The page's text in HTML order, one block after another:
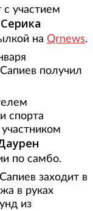
участием
Серика
на Qrnews.
получил
спорта
по самбо.
заходит в
в руках
из